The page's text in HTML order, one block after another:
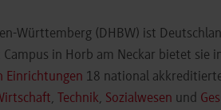
Württemberg (DHBW) ist
in Horb am Neckar bietet sie
Einrichtungen 18 national
, Technik, Sozialwesen und